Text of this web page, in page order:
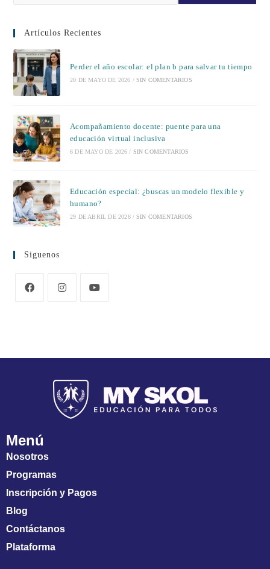
Artículos Recientes
Perder el año escolar: el plan b para salvar tu tiempo
20 DE MAYO DE 2026 / SIN COMENTARIOS
Acompañamiento docente: puente para una
educación virtual inclusiva
6 DE MAYO DE 2026 / SIN COMENTARIOS
Educación especial: ¿buscas un modelo flexible y
humano?
29 DE ABRIL DE 2026 / SIN COMENTARIOS
Siguenos
Menú
Nosotros
Programas
Inscripción y Pagos
Blog
Contáctanos
Plataforma